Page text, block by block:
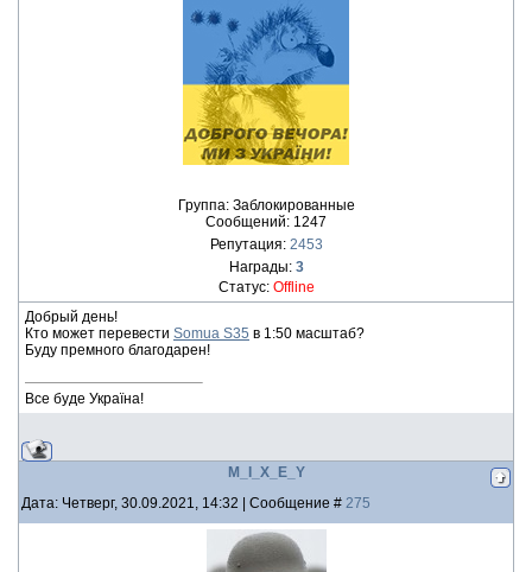
Группа: Заблокированные
Сообщений: 1247
Репутация: 2453
Награды: 3
Статус: Offline
Добрый день!
Кто может перевести Somua S35 в 1:50 масштаб?
Буду премного благодарен!
Все буде Україна!
M_I_X_E_Y
Дата: Четверг, 30.09.2021, 14:32 | Сообщение # 275